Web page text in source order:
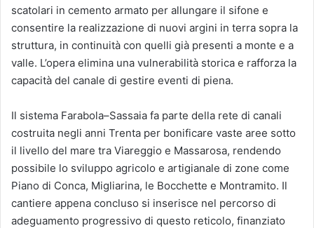
scatolari in cemento armato per allungare il sifone e
consentire la realizzazione di nuovi argini in terra sopra la
struttura, in continuità con quelli già presenti a monte e a
valle. L’opera elimina una vulnerabilità storica e rafforza la
capacità del canale di gestire eventi di piena.
Il sistema Farabola–Sassaia fa parte della rete di canali
costruita negli anni Trenta per bonificare vaste aree sotto
il livello del mare tra Viareggio e Massarosa, rendendo
possibile lo sviluppo agricolo e artigianale di zone come
Piano di Conca, Migliarina, le Bocchette e Montramito. Il
cantiere appena concluso si inserisce nel percorso di
adeguamento progressivo di questo reticolo, finanziato